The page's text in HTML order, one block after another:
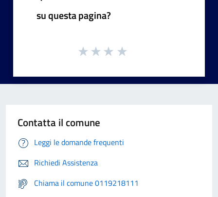
su questa pagina?
Contatta il comune
Leggi le domande frequenti
Richiedi Assistenza
Chiama il comune 0119218111